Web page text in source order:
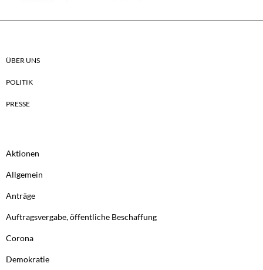
ÜBER UNS
POLITIK
PRESSE
Aktionen
Allgemein
Anträge
Auftragsvergabe, öffentliche Beschaffung
Corona
Demokratie